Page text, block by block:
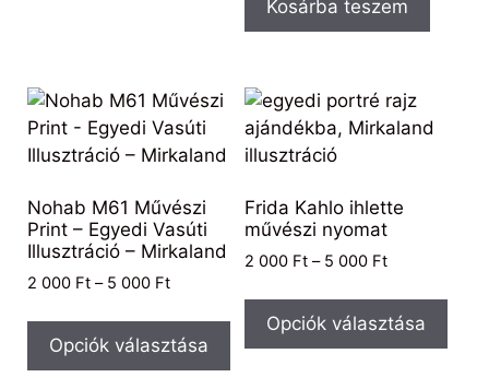
Kosárba teszem
Nohab M61 Művészi
Print – Egyedi Vasúti
Illusztráció – Mirkaland
2 000 Ft – 5 000 Ft
Opciók választása
Frida Kahlo ihlette
művészi nyomat
2 000 Ft – 5 000 Ft
Opciók választása